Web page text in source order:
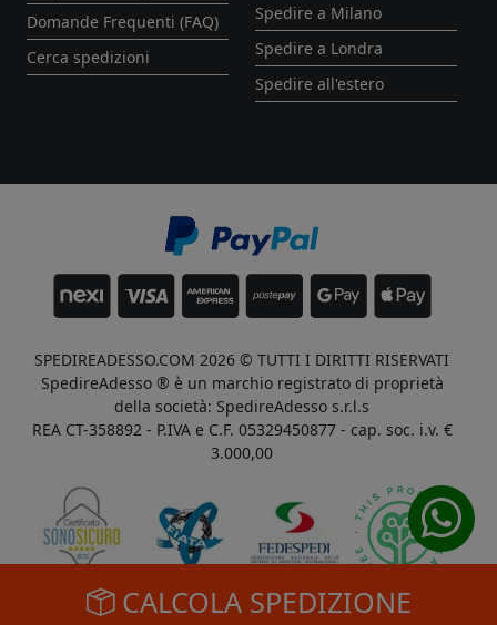
CALCOLA SPEDIZIONE
Domande Frequenti (FAQ)
Cerca spedizioni
Spedire a Milano
Spedire a Londra
Spedire all'estero
SPEDIREADESSO.COM 2026 © TUTTI I DIRITTI RISERVATI
SpedireAdesso ® è un marchio registrato di proprietà
della società: SpedireAdesso s.r.l.s
REA CT-358892 - P.IVA e C.F. 05329450877 - cap. soc. i.v. €
3.000,00